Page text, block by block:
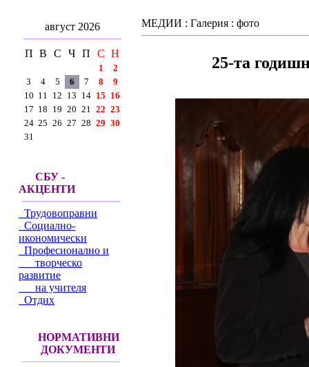
август 2026
П В С Ч П С Н
1
2
3
4 5 6 7 8
9
10 11 12 13 14 15 16
17 18 19 20 21 22 23
24 25 26 27 28 29 30
31
СБУ -
АКЦЕНТИ
Трудовоправни
Социално-
икономически
Професионално и
творческо
развитие
на учителя
Отдих
НОРМАТИВНИ
ДОКУМЕНТИ
МЕДИИ : Галерия : фото
25-та